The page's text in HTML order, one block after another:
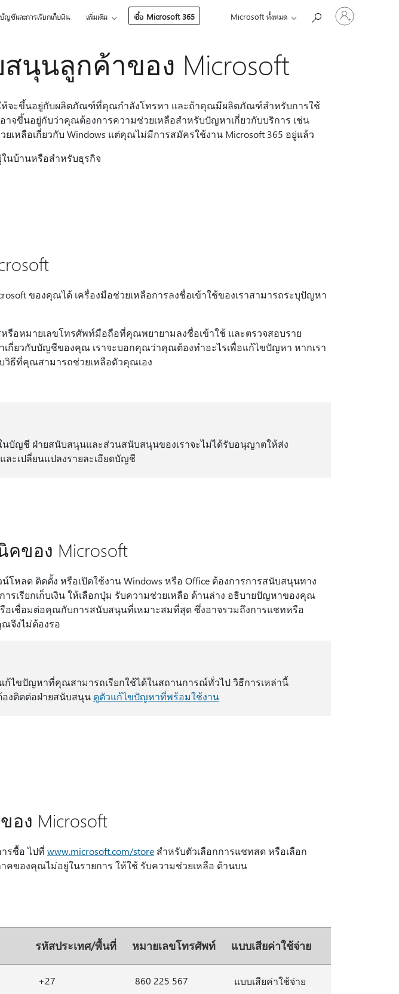
บัญชีและการเรียกเก็บเงิน เพิ่มเติม ซื้อ Microsoft 365 Microsoft ทั้งหมด
ลงชื่อ
เข้า
นุนลูกค้าของ Microsoft
ห้จะขึ้นอยู่กับผลิตภัณฑ์ที่คุณกําลังโทรหา และถ้าคุณมีผลิตภัณฑ์สําหรับการใช้
จขึ้นอยู่กับว่าคุณต้องการความช่วยเหลือสําหรับปัญหาเกี่ยวกับบริการ เช่น
ยเหลือเกี่ยวกับ Windows แต่คุณไม่มีการสมัครใช้งาน Microsoft 365 อยู่แล้ว
นบ้านหรือสําหรับธุรกิจ
ของคุณได้ เครื่องมือช่วยเหลือการลงชื่อเข้าใช้ของเราสามารถระบุปัญหา
รือหมายเลขโทรศัพท์มือถือที่คุณพยายามลงชื่อเข้าใช้ และตรวจสอบราย
เกี่ยวกับบัญชีของคุณ เราจะบอกคุณว่าคุณต้องทําอะไรเพื่อแก้ไขปัญหา หากเรา
วิธีที่คุณสามารถช่วยเหลือตัวคุณเอง
บัญชี ฝ่ายสนับสนุนและส่วนสนับสนุนของเราจะไม่ได้รับอนุญาตให้ส่ง
ละเปลี่ยนแปลงรายละเอียดบัญชี
ของ Microsoft
หลด ติดตั้ง หรือเปิดใช้งาน Windows หรือ Office ต้องการการสนับสนุนทาง
รเรียกเก็บเงิน ให้เลือกปุ่ม รับความช่วยเหลือ ด้านล่าง อธิบายปัญหาของคุณ
รือเชื่อมต่อคุณกับการสนับสนุนที่เหมาะสมที่สุด ซึ่งอาจรวมถึงการแชทหรือ
จึงไม่ต้องรอ
ก้ไขปัญหาที่คุณสามารถเรียกใช้ได้ในสถานการณ์ทั่วไป วิธีการเหล่านี้
งติดต่อฝ่ายสนับสนุน ดูตัวแก้ไขปัญหาที่พร้อมใช้งาน
ง Microsoft
รซื้อ ไปที่ www.microsoft.com/store สําหรับตัวเลือกการแชทสด หรือเลือก
คของคุณไม่อยู่ในรายการ ให้ใช้ รับความช่วยเหลือ ด้านบน
รหัสประเทศ/พื้นที่ หมายเลขโทรศัพท์ แบบเสียค่าใช้จ่าย
+27 860 225 567 แบบเสียค่าใช้จ่าย